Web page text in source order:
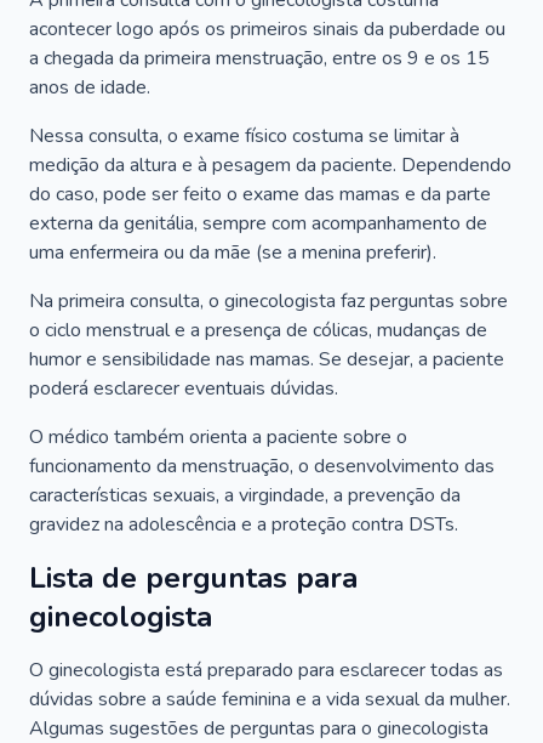
acontecer logo após os primeiros sinais da puberdade ou
a chegada da primeira menstruação, entre os 9 e os 15
anos de idade.
Nessa consulta, o exame físico costuma se limitar à
medição da altura e à pesagem da paciente. Dependendo
do caso, pode ser feito o exame das mamas e da parte
externa da genitália, sempre com acompanhamento de
uma enfermeira ou da mãe (se a menina preferir).
Na primeira consulta, o ginecologista faz perguntas sobre
o ciclo menstrual e a presença de cólicas, mudanças de
humor e sensibilidade nas mamas. Se desejar, a paciente
poderá esclarecer eventuais dúvidas.
O médico também orienta a paciente sobre o
funcionamento da menstruação, o desenvolvimento das
características sexuais, a virgindade, a prevenção da
gravidez na adolescência e a proteção contra DSTs.
Lista de perguntas para
ginecologista
O ginecologista está preparado para esclarecer todas as
dúvidas sobre a saúde feminina e a vida sexual da mulher.
Algumas sugestões de perguntas para o ginecologista